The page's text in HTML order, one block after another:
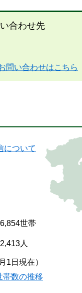
合わせ先
問い合わせはこちら
について
世帯
人
1日現在）
帯数の推移